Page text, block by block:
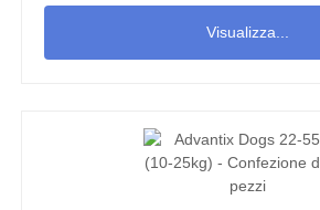
Visualizza...